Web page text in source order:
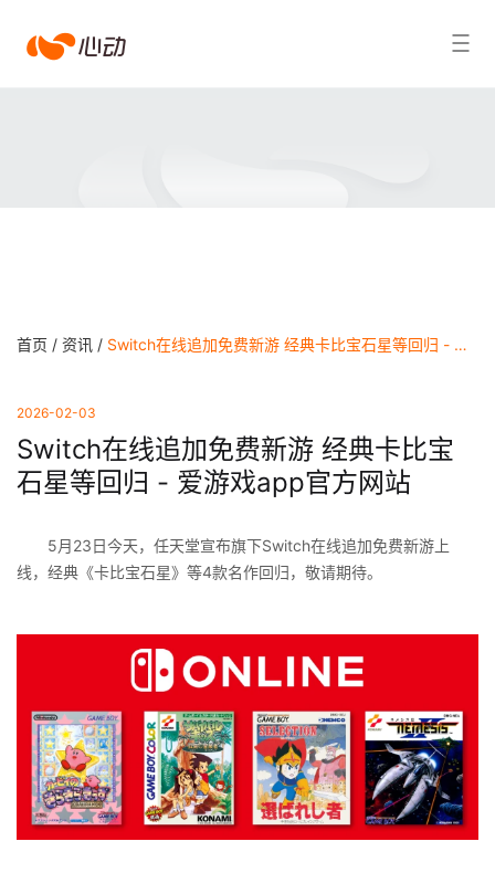
爱搜索结果
首页 / 资讯 / Switch在线追加免费新游 经典卡比宝石星等回归 - 爱游戏app官方网站
2026-02-03
Switch在线追加免费新游 经典卡比宝
石星等回归 - 爱游戏app官方网站
5月23日今天，任天堂宣布旗下Switch在线追加免费新游上
线，经典《卡比宝石星》等4款名作回归，敬请期待。